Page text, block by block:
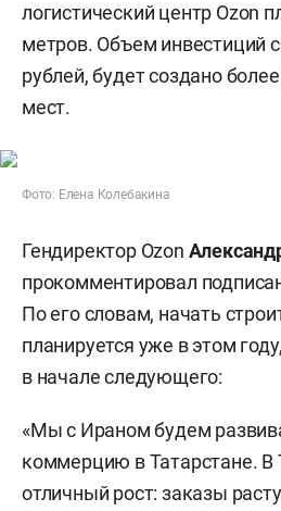
логистический центр Ozon
метров. Объем инвестиций
рублей, будет создано
мест.
Фото: Елена Колебакина
Гендиректор Ozon
прокомментировал
По его словам, начать
планируется уже в этом
в начале следующего:
«Мы с Ираном будем
коммерцию в Татарстане. В
отличный рост: заказы